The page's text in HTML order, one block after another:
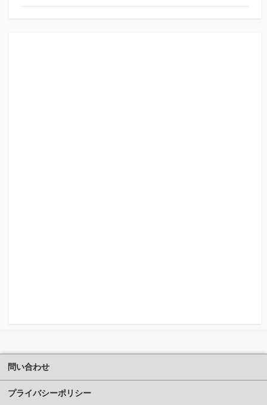
問い合わせ
プライバシーポリシー